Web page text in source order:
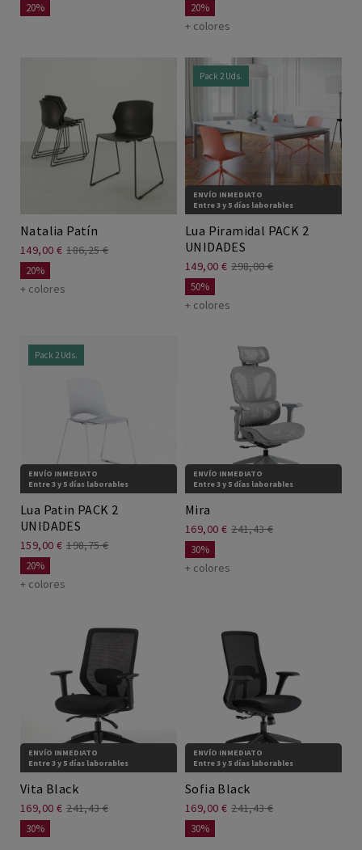
20% 20%
+ colores
Natalia Patín
149,00 € 186,25 €
20%
+ colores
ENVÍO INMEDIATO
Entre 3 y 5 días laborables
Pack 2 Uds.
Lua Piramidal PACK 2
UNIDADES
149,00 € 298,00 €
50%
+ colores
ENVÍO INMEDIATO
Entre 3 y 5 días laborables
Pack 2 Uds.
Lua Patin PACK 2
UNIDADES
159,00 € 198,75 €
20%
+ colores
ENVÍO INMEDIATO
Entre 3 y 5 días laborables
Mira
169,00 € 241,43 €
30%
+ colores
ENVÍO INMEDIATO
Entre 3 y 5 días laborables
Vita Black
169,00 € 241,43 €
30%
ENVÍO INMEDIATO
Entre 3 y 5 días laborables
Sofia Black
169,00 € 241,43 €
30%